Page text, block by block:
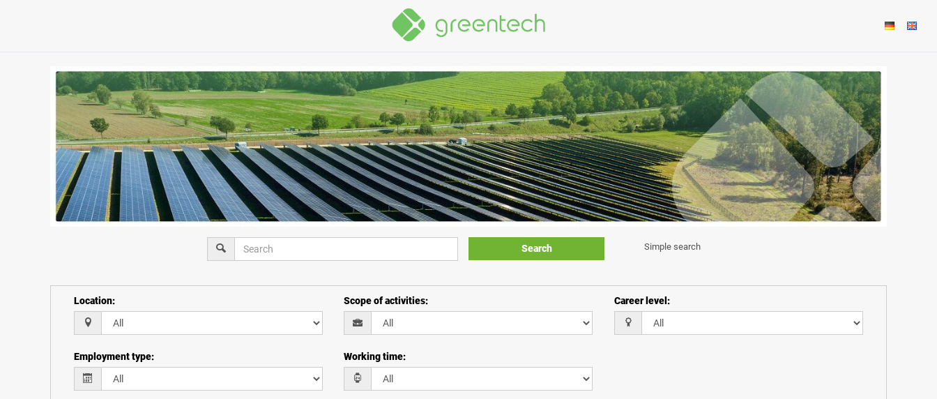
Search Simple search
Location: Scope of activities: Career level :
Employment type: Working time: